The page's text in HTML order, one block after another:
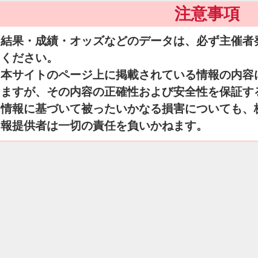
注意事項
結果・成績・オッズなどのデータは、必ず主催
ください。
本サイトのページ上に掲載されている情報の内容
ますが、その内容の正確性および安全性を保証
情報に基づいて被ったいかなる損害についても
報提供者は一切の責任を負いかねます。